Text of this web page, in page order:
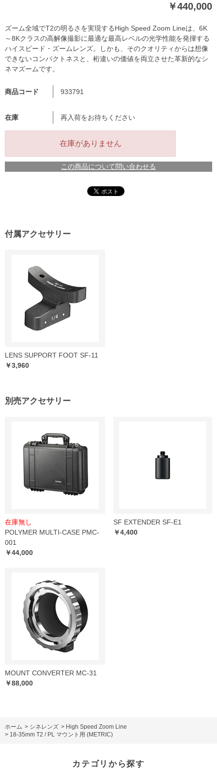
￥440,000
商品コード 933791
在庫 再入荷をお待ちください
在庫がありません
この商品について問い合わせる
ズーム全域でT2の明るさを実現するHigh Speed Zoom Lineは、6K
～8Kクラスの高解像撮影に最適な最高レベルの光学性能を発揮する
ハイスピード・ズームレンズ。しかも、そのクオリティからは想像
できないコンパクトネスと、桁違いの価値を両立させた革新的なシ
ネマズームです。
付属アクセサリー
LENS SUPPORT FOOT SF-11
￥3,960
別売アクセサリー
在庫無し
POLYMER MULTI-CASE PMC-
001
￥44,000
SF EXTENDER SF-E1
￥4,400
MOUNT CONVERTER MC-31
￥88,000
ホーム > シネレンズ > High Speed Zoom Line
> 18-35mm T2 / PL マウント用 (METRIC)
カテゴリから探す